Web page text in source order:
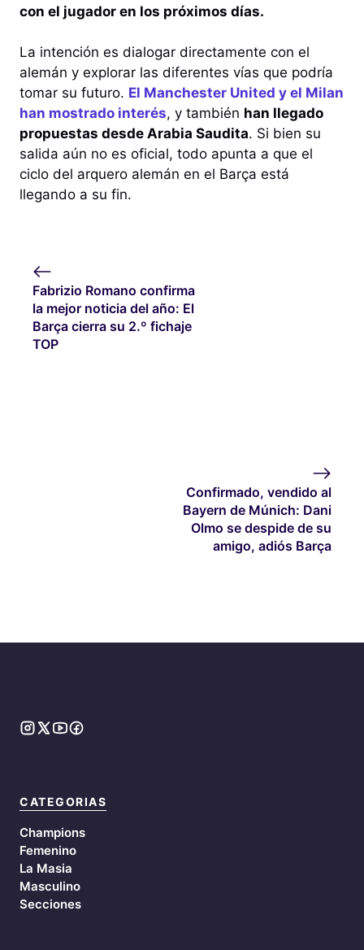
con el jugador en los próximos días.
La intención es dialogar directamente con el
alemán y explorar las diferentes vías que podría
tomar su futuro. El Manchester United y el Milan
han mostrado interés, y también han llegado
propuestas desde Arabia Saudita. Si bien su
salida aún no es oficial, todo apunta a que el
ciclo del arquero alemán en el Barça está
llegando a su fin.
Fabrizio Romano confirma
la mejor noticia del año: El
Barça cierra su 2.º fichaje
TOP
Confirmado, vendido al
Bayern de Múnich: Dani
Olmo se despide de su
amigo, adiós Barça
CATEGORIAS
Champions
Femenino
La Masia
Masculino
Secciones